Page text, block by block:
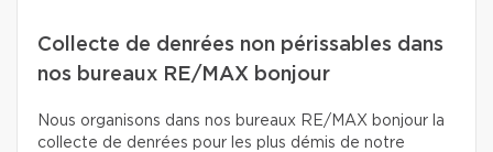
Collecte de denrées non périssables dans
nos bureaux RE/MAX bonjour
Nous organisons dans nos bureaux RE/MAX bonjour la
collecte de denrées pour les plus démis de notre